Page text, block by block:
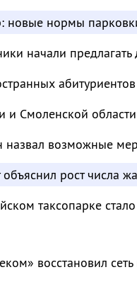
новые нормы
начали предлагать
и Смоленской
возможные
объяснил рост числа
таксопарке
восстановил